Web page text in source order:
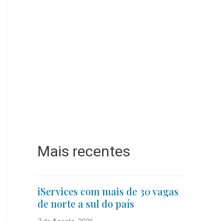
Mais recentes
iServices com mais de 30 vagas
de norte a sul do país